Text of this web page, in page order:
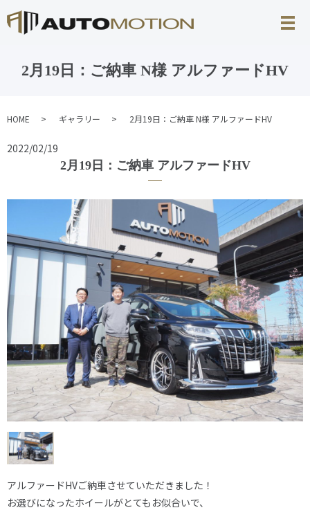
2月19日：ご納車 N様 アルファードHV
HOME ギャラリー 2月19日：ご納車 N様 アルファードHV
2022/02/19
2月19日：ご納車 アルファードHV
アルファードHVご納車させていただきました！
お選びになったホイールがとてもお似合いで、